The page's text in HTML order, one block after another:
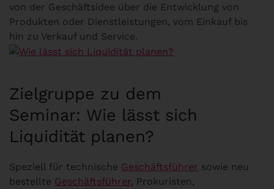
von der Geschäftsidee über die Entwicklung von
Produkten oder Dienstleistungen, vom Einkauf bis
hin zu Verkauf und Service.
Zielgruppe zu dem
Seminar: Wie lässt sich
Liquidität planen?
Speziell für technische Geschäftsführer sowie neu
bestellte Geschäftsführer, Prokuristen,